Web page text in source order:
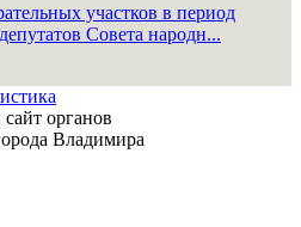
участков в период
Совета народн...
органов
Владимира